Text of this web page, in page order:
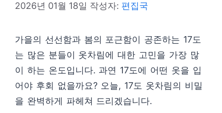
2026년 01월 18일 작성자: 편집국
가을의 선선함과 봄의 포근함이 공존하는 17도
는 많은 분들이 옷차림에 대한 고민을 가장 많
이 하는 온도입니다. 과연 17도에 어떤 옷을 입
어야 후회 없을까요? 오늘, 17도 옷차림의 비밀
을 완벽하게 파헤쳐 드리겠습니다.